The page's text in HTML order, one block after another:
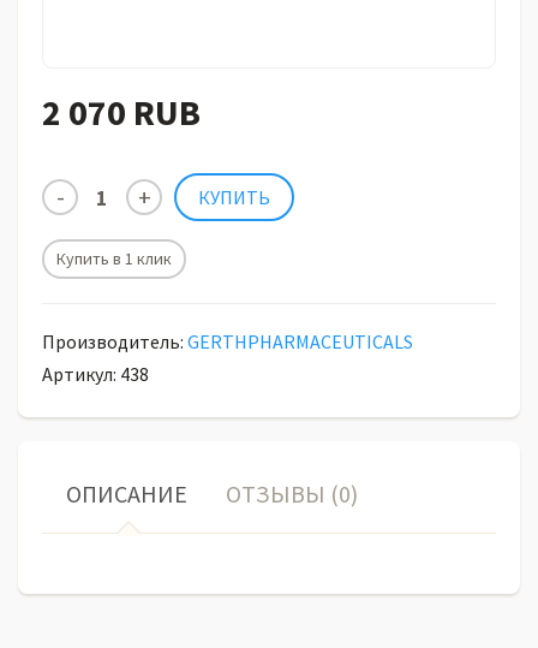
2 070 RUB
Купить в 1 клик
Производитель: GERTHPHARMACEUTICALS
Артикул: 438
ОПИСАНИЕ ОТЗЫВЫ (0)